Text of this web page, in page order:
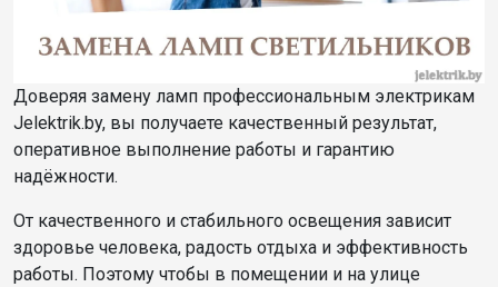
Доверяя замену ламп профессиональным электрикам
Jelektrik.by, вы получаете качественный результат,
оперативное выполнение работы и гарантию
надёжности.
От качественного и стабильного освещения зависит
здоровье человека, радость отдыха и эффективность
работы. Поэтому чтобы в помещении и на улице